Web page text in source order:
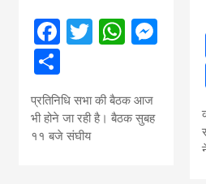
Facebook
Twitter
प्रतिनिधि सभा की बैठक आज
भी होने जा रही है। बैठक सुबह
११ बजे संघीय